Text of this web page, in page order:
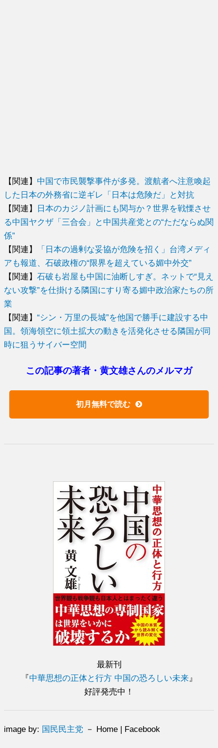
【関連】 中国で市民襲撃事件が多発。渡航者へ注意喚起
した日本の外務省に逆ギレ「日本は危険だ」と対抗
【関連】
日本のカジノ計画にも関与か？世界を戦慄させ
る中国ヤクザ「三合会」と中国共産党との“ただならぬ関
係”
【関連】
「日本の過剰な妥協が危険を招く」台湾メディ
アも報道、石破政権の“限界を超えている媚中外交”
【関連】石破も岩屋も中国に油断しすぎ。ネットで“見え
ない攻撃”を仕掛ける隣国にすり寄る媚中政治家たちの所
業
【関連】“シン・万里の長城”を他国で勝手に建設する中
国。領海領空に領土拡大の動きを活発化させる隣国が同
時に狙うサイバー空間
この記事の著者・黄文雄さんのメルマガ
初月無料で読む
最新刊
『中華思想の正体と行方 中国の恐ろしい未来 』
好評発売中！
image by: 国民民主党 － Home | Facebook